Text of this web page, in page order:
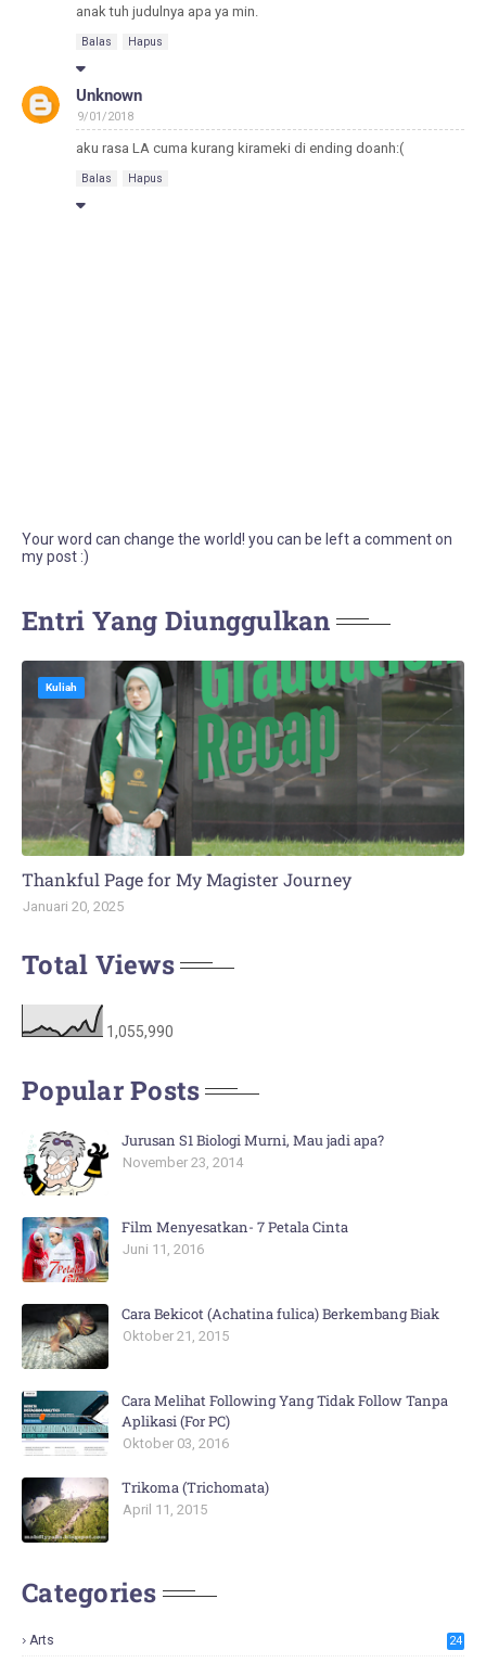
anak tuh judulnya apa ya min.
Balas Hapus
Unknown
9/01/2018
aku rasa LA cuma kurang kirameki di ending doanh:(
Balas Hapus
Your word can change the world! you can be left a comment on
my post :)
Entri Yang Diunggulkan
Kuliah
Thankful Page for My Magister Journey
Januari 20, 2025
Total Views
1,055,990
Popular Posts
Jurusan S1 Biologi Murni, Mau jadi apa?
November 23, 2014
Film Menyesatkan- 7 Petala Cinta
Juni 11, 2016
Cara Bekicot (Achatina fulica) Berkembang Biak
Oktober 21, 2015
Cara Melihat Following Yang Tidak Follow Tanpa
Aplikasi (For PC)
Oktober 03, 2016
Trikoma (Trichomata)
April 11, 2015
Categories
Arts 24